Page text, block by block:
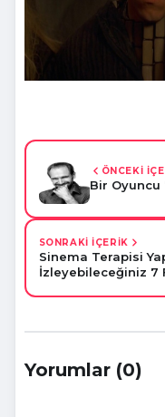
ÖNCEKİ
Bir Oyuncu
SONRAKİ İÇERİK
Sinema Terapisi
İzleyebileceğiniz 7
Yorumlar (0)